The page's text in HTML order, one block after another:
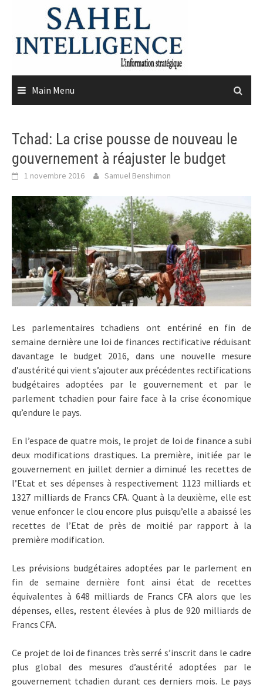
content
Main Menu
Tchad: La crise pousse de nouveau le
gouvernement à réajuster le budget
1 novembre 2016 Samuel Benshimon
Les parlementaires tchadiens ont entériné en fin de
semaine dernière une loi de finances rectificative réduisant
davantage le budget 2016, dans une nouvelle mesure
d’austérité qui vient s’ajouter aux précédentes rectifications
budgétaires adoptées par le gouvernement et par le
parlement tchadien pour faire face à la crise économique
qu’endure le pays.
En l’espace de quatre mois, le projet de loi de finance a subi
deux modifications drastiques. La première, initiée par le
gouvernement en juillet dernier a diminué les recettes de
l’Etat et ses dépenses à respectivement 1123 milliards et
1327 milliards de Francs CFA. Quant à la deuxième, elle est
venue enfoncer le clou encore plus puisqu’elle a abaissé les
recettes de l’Etat de près de moitié par rapport à la
première modification.
Les prévisions budgétaires adoptées par le parlement en
fin de semaine dernière font ainsi état de recettes
équivalentes à 648 milliards de Francs CFA alors que les
dépenses, elles, restent élevées à plus de 920 milliards de
Francs CFA.
Ce projet de loi de finances très serré s’inscrit dans le cadre
plus global des mesures d’austérité adoptées par le
gouvernement tchadien durant ces derniers mois. Le pays